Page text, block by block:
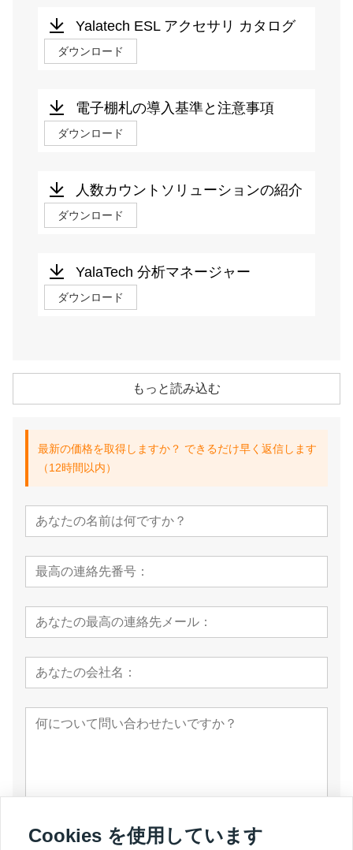
Yalatech ESL アクセサリ カタログ
ダウンロード
電子棚札の導入基準と注意事項
ダウンロード
人数カウントソリューションの紹介
ダウンロード
YalaTech 分析マネージャー
ダウンロード
もっと読み込む
最新の価格を取得しますか？ できるだけ早く返信します
（12時間以内）
Cookies を使用しています